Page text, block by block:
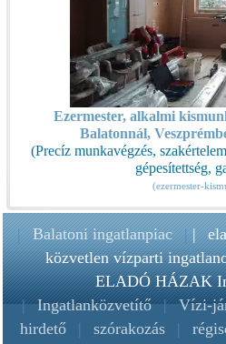
Ezermester, alkalmi
Balatonnál,
(Precíz munkavégzés,
gépesítettség,
(ezermester-
| Balatoni ingatlanpiac ||
közvetlen vízparti
ELADÓ HÁZAK
| Ingatlanközvetítő | Vízi-
hirdető
| szórakozás |